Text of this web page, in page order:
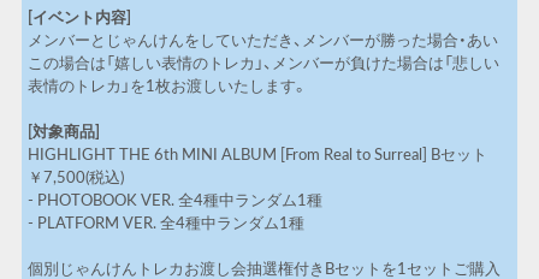
[イベント内容]
メンバーとじゃんけんをしていただき、メンバーが勝った場合・あい
この場合は「嬉しい表情のトレカ」、メンバーが負けた場合は「悲しい
表情のトレカ」を1枚お渡しいたします。
[対象商品]
HIGHLIGHT THE 6th MINI ALBUM [From Real to Surreal] Bセット
￥7,500(税込)
- PHOTOBOOK VER. 全4種中ランダム1種
- PLATFORM VER. 全4種中ランダム1種
個別じゃんけんトレカお渡し会抽選権付きBセットを1セットご購入